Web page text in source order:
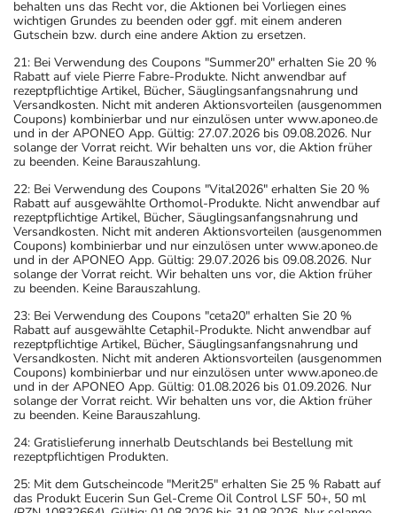
behalten uns das Recht vor, die Aktionen bei Vorliegen eines
wichtigen Grundes zu beenden oder ggf. mit einem anderen
Gutschein bzw. durch eine andere Aktion zu ersetzen.
21: Bei Verwendung des Coupons "Summer20" erhalten Sie 20 %
Rabatt auf viele Pierre Fabre-Produkte. Nicht anwendbar auf
rezeptpflichtige Artikel, Bücher, Säuglingsanfangsnahrung und
Versandkosten. Nicht mit anderen Aktionsvorteilen (ausgenommen
Coupons) kombinierbar und nur einzulösen unter www.aponeo.de
und in der APONEO App. Gültig: 27.07.2026 bis 09.08.2026. Nur
solange der Vorrat reicht. Wir behalten uns vor, die Aktion früher
zu beenden. Keine Barauszahlung.
22: Bei Verwendung des Coupons "Vital2026" erhalten Sie 20 %
Rabatt auf ausgewählte Orthomol-Produkte. Nicht anwendbar auf
rezeptpflichtige Artikel, Bücher, Säuglingsanfangsnahrung und
Versandkosten. Nicht mit anderen Aktionsvorteilen (ausgenommen
Coupons) kombinierbar und nur einzulösen unter www.aponeo.de
und in der APONEO App. Gültig: 29.07.2026 bis 09.08.2026. Nur
solange der Vorrat reicht. Wir behalten uns vor, die Aktion früher
zu beenden. Keine Barauszahlung.
23: Bei Verwendung des Coupons "ceta20" erhalten Sie 20 %
Rabatt auf ausgewählte Cetaphil-Produkte. Nicht anwendbar auf
rezeptpflichtige Artikel, Bücher, Säuglingsanfangsnahrung und
Versandkosten. Nicht mit anderen Aktionsvorteilen (ausgenommen
Coupons) kombinierbar und nur einzulösen unter www.aponeo.de
und in der APONEO App. Gültig: 01.08.2026 bis 01.09.2026. Nur
solange der Vorrat reicht. Wir behalten uns vor, die Aktion früher
zu beenden. Keine Barauszahlung.
24: Gratislieferung innerhalb Deutschlands bei Bestellung mit
rezeptpflichtigen Produkten.
25: Mit dem Gutscheincode "Merit25" erhalten Sie 25 % Rabatt auf
das Produkt Eucerin Sun Gel-Creme Oil Control LSF 50+, 50 ml